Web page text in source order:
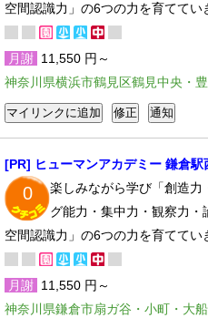
空間認識力」の6つの力を育ててい
月謝 11,550 円～
神奈川県横浜市鶴見区鶴見中央・
[PR] ヒューマンアカデミー 鎌倉駅
0
楽しみながら学び「創造力
グ能力・集中力・観察力・
空間認識力」の6つの力を育ててい
月謝 11,550 円～
神奈川県鎌倉市扇ガ谷・小町・大船